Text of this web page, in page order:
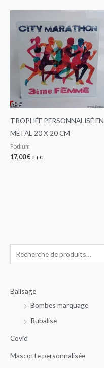
e
h
e
Balisage
Bombes marquage
Rubalise
Covid
Mascotte personnalisée
TROPHÉE PERSONNALISÉ EN
MÉTAL 20 X 20 CM
Podium
17,00€ TTC